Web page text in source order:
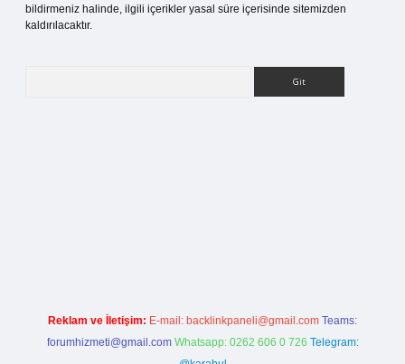
bildirmeniz halinde, ilgili içerikler yasal süre içerisinde sitemizden
kaldırılacaktır.
Reklam ve İletişim: E-mail: backlinkpaneli@gmail.com Teams:
forumhizmeti@gmail.com Whatsapp: 0262 606 0 726 Telegram: